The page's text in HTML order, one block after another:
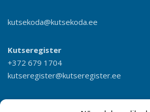
kutsekoda@kutsekoda.ee
Kutseregister
+372 679 1704
kutseregister@kutseregister.ee